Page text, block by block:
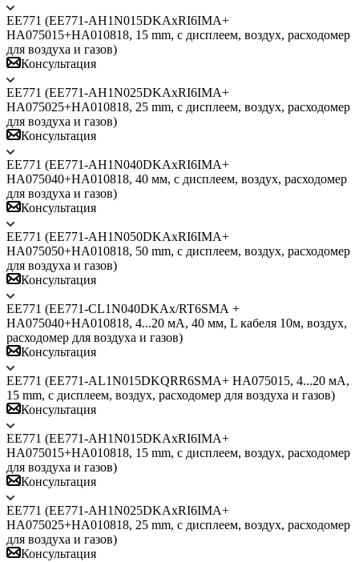
ЕЕ771 (EE771-AH1N015DKAxRI6IMA+
HA075015+HA010818, 15 mm, с дисплеем, воздух, расходомер
для воздуха и газов)
Консультация
ЕЕ771 (EE771-AH1N025DKAxRI6IMA+
HA075025+HA010818, 25 mm, с дисплеем, воздух, расходомер
для воздуха и газов)
Консультация
ЕЕ771 (EE771-AH1N040DKAxRI6IMA+
HA075040+HA010818, 40 мм, с дисплеем, воздух, расходомер
для воздуха и газов)
Консультация
ЕЕ771 (EE771-AH1N050DKAxRI6IMA+
HA075050+HA010818, 50 mm, с дисплеем, воздух, расходомер
для воздуха и газов)
Консультация
ЕЕ771 (EE771-СL1N040DKАх/RT6SMА +
HA075040+HA010818, 4...20 мА, 40 мм, L кабеля 10м, воздух,
расходомер для воздуха и газов)
Консультация
ЕЕ771 (EE771-AL1N015DKQRR6SMA+ HA075015, 4...20 мА,
15 mm, с дисплеем, воздух, расходомер для воздуха и газов)
Консультация
ЕЕ771 (EE771-AH1N015DKAxRI6IMA+
HA075015+HA010818, 15 mm, с дисплеем, воздух, расходомер
для воздуха и газов)
Консультация
ЕЕ771 (EE771-AH1N025DKAxRI6IMA+
HA075025+HA010818, 25 mm, с дисплеем, воздух, расходомер
для воздуха и газов)
Консультация